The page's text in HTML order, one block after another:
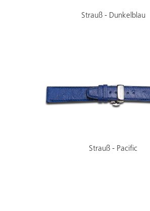
Strauß - Dunkelblau
Strauß - Pacific